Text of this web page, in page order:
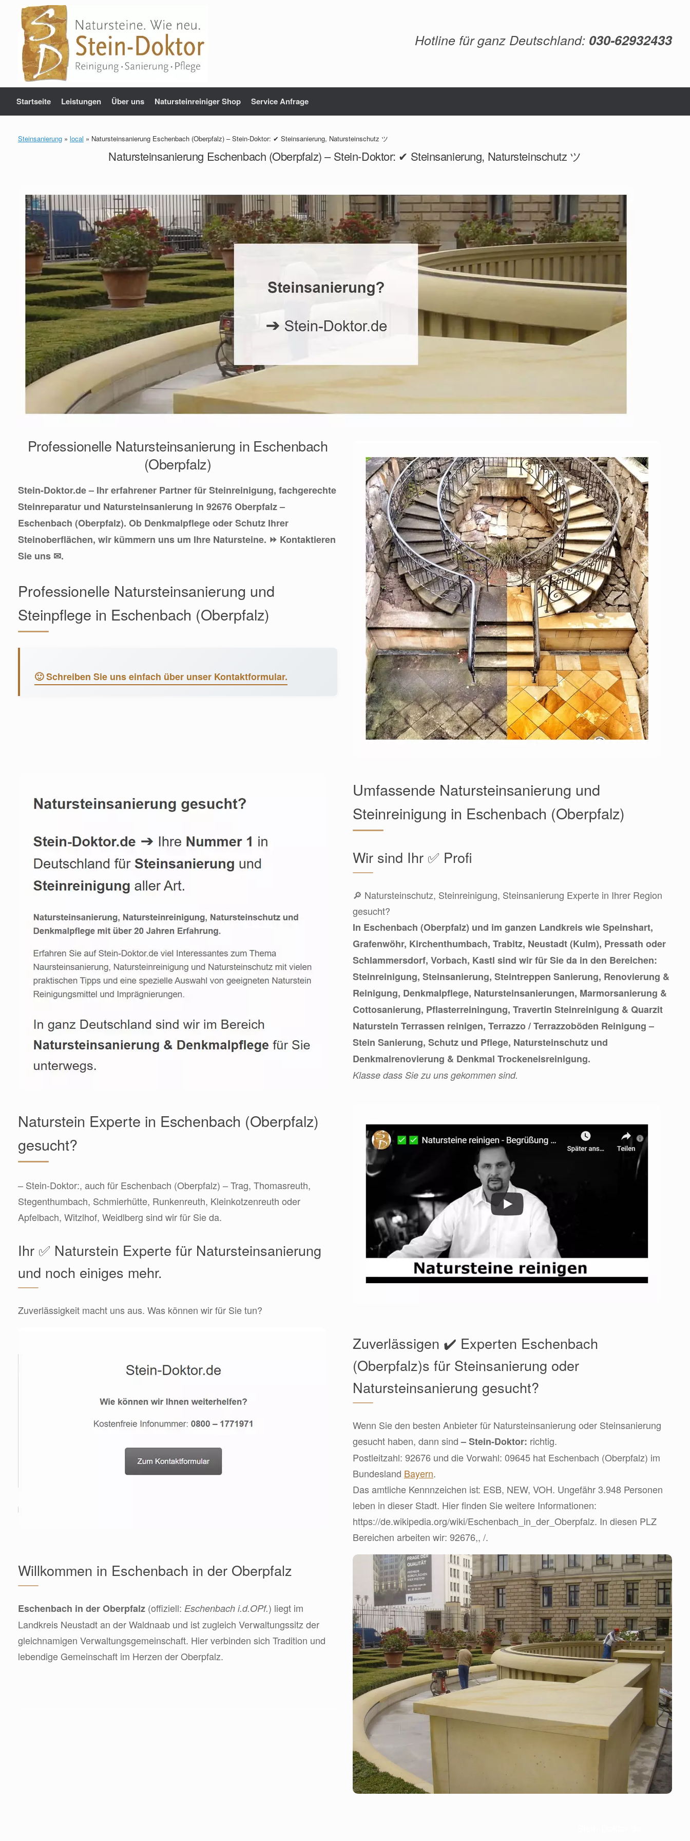
springen
Hotline für ganz Deutschland: 030-62932433
Startseite Leistungen Über uns Natursteinreiniger Shop Service Anfrage
Steinsanierung » local » Natursteinsanierung Eschenbach (Oberpfalz) – Stein-Doktor: ✔ Steinsanierung, Natursteinschutz ツ
Natursteinsanierung Eschenbach (Oberpfalz) – Stein-Doktor: ✔ Steinsanierung, Natursteinschutz ツ
Professionelle Natursteinsanierung in Eschenbach
(Oberpfalz)
Stein-Doktor.de – Ihr erfahrener Partner für Steinreinigung, fachgerechte
Steinreparatur und Natursteinsanierung in 92676 Oberpfalz –
Eschenbach (Oberpfalz). Ob Denkmalpflege oder Schutz Ihrer
Steinoberflächen, wir kümmern uns um Ihre Natursteine. ⏩ Kontaktieren
Sie uns ✉.
Professionelle Natursteinsanierung und
Steinpflege in Eschenbach (Oberpfalz)
🙂 Schreiben Sie uns einfach über unser Kontaktformular.
Umfassende Natursteinsanierung und
Steinreinigung in Eschenbach (Oberpfalz)
Wir sind Ihr ✅ Profi
🔎 Natursteinschutz, Steinreinigung, Steinsanierung Experte in Ihrer Region
gesucht?
In Eschenbach (Oberpfalz) und im ganzen Landkreis wie Speinshart,
Grafenwöhr, Kirchenthumbach, Trabitz, Neustadt (Kulm), Pressath oder
Schlammersdorf, Vorbach, Kastl sind wir für Sie da in den Bereichen:
Steinreinigung, Steinsanierung, Steintreppen Sanierung, Renovierung &
Reinigung, Denkmalpflege, Natursteinsanierungen, Marmorsanierung &
Cottosanierung, Pflasterreiningung, Travertin Steinreinigung & Quarzit
Naturstein Terrassen reinigen, Terrazzo / Terrazzoböden Reinigung –
Stein Sanierung, Schutz und Pflege, Natursteinschutz und
Denkmalrenovierung & Denkmal Trockeneisreinigung.
Klasse dass Sie zu uns gekommen sind.
Naturstein Experte in Eschenbach (Oberpfalz)
gesucht?
– Stein-Doktor:, auch für Eschenbach (Oberpfalz) – Trag, Thomasreuth,
Stegenthumbach, Schmierhütte, Runkenreuth, Kleinkotzenreuth oder
Apfelbach, Witzlhof, Weidlberg sind wir für Sie da.
Ihr ✅ Naturstein Experte für Natursteinsanierung
und noch einiges mehr.
Zuverlässigkeit macht uns aus. Was können wir für Sie tun?
Zuverlässigen ✔️ Experten Eschenbach
(Oberpfalz)s für Steinsanierung oder
Natursteinsanierung gesucht?
Wenn Sie den besten Anbieter für Natursteinsanierung oder Steinsanierung
gesucht haben, dann sind– Stein-Doktor: richtig.
Postleitzahl: 92676 und die Vorwahl: 09645 hat Eschenbach (Oberpfalz) im
Bundesland Bayern.
Das amtliche Kennnzeichen ist: ESB, NEW, VOH. Ungefähr 3.948 Personen
leben in dieser Stadt. Hier finden Sie weitere Informationen:
https://de.wikipedia.org/wiki/Eschenbach_in_der_Oberpfalz. In diesen PLZ
Bereichen arbeiten wir: 92676,, /.
Willkommen in Eschenbach in der Oberpfalz
Eschenbach in der Oberpfalz (offiziell: Eschenbach i.d.OPf.) liegt im
Landkreis Neustadt an der Waldnaab und ist zugleich Verwaltungssitz der
gleichnamigen Verwaltungsgemeinschaft. Hier verbinden sich Tradition und
lebendige Gemeinschaft im Herzen der Oberpfalz.